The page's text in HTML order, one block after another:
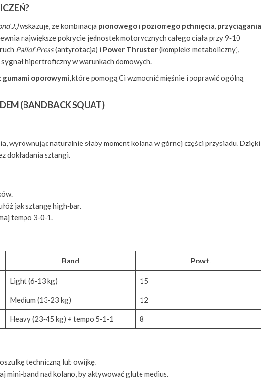
J.)wskazuje, że kombinacja pionowego i poziomego pchnięcia, przyciągania
największe pokrycie jednostek motorycznych całego ciała przy 9‑10
Pallof Press(antyrotacja) i Power Thruster(kompleks metaboliczny),
hipertroficzny w warunkach domowych.
gumami oporowymi, które pomogą Ci wzmocnić mięśnie i poprawić ogólną
(BAND BACK SQUAT)
wyrównując naturalnie słaby moment kolana w górnej części przysiadu. Dzięki
dokładania sztangi.
jak sztangę high‑bar.
tempo 3‑0‑1.
Band Powt.
Light (6‑13 kg) 15
Medium (13‑23 kg) 12
Heavy (23‑45 kg) + tempo 5‑1‑1 8
techniczną lub owijkę.
mini‑band nad kolano, by aktywować glute medius.